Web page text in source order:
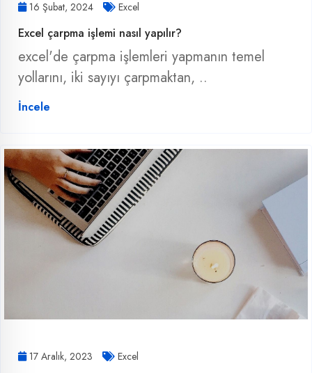
16 Şubat, 2024 Excel
Excel çarpma işlemi nasıl yapılır?
excel'de çarpma işlemleri yapmanın temel
yollarını, iki sayıyı çarpmaktan, ..
İncele
17 Aralık, 2023 Excel